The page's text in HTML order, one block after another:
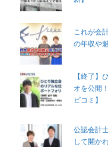
これが会
の年収や
【終了】
オを公開
ビコミ】
公認会計
して開か